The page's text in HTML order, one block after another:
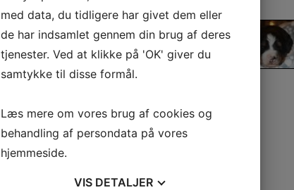
med data, du tidligere har givet dem eller
de har indsamlet gennem din brug af deres
tjenester. Ved at klikke på 'OK' giver du
samtykke til disse formål.
Læs mere om vores brug af cookies og
behandling af persondata på vores
hjemmeside.
VIS DETALJER